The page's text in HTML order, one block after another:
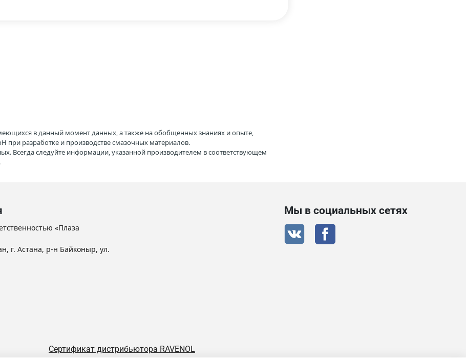
в данный момент данных, а также на обобщенных знаниях и опыте,
при разработке и производстве смазочных материалов.
Всегда следуйте информации, указанной производителем в соответствующем
«Плаза
г. Астана, р-н Байконыр, ул.
Мы в социальных сетях
Сертификат дистрибьютора RAVENOL